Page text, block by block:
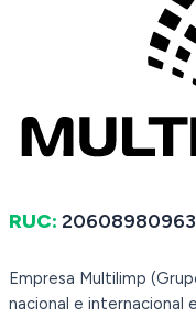
RUC: 20608980963
Empresa Multilimp
nacional e internacional